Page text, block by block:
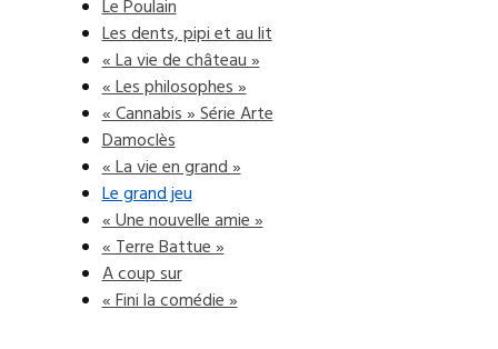
Le Poulain
Les dents, pipi et au lit
« La vie de château »
« Les philosophes »
« Cannabis » Série Arte
Damoclès
« La vie en grand »
Le grand jeu
« Une nouvelle amie »
« Terre Battue »
A coup sur
« Fini la comédie »